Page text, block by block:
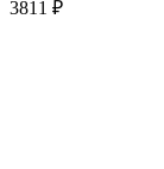
3811 ₽